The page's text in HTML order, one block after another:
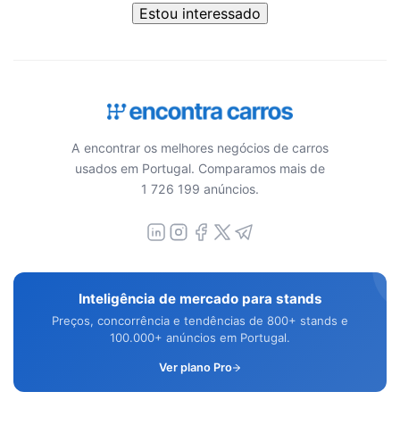
Estou interessado
A encontrar os melhores negócios de carros
usados em Portugal. Comparamos mais de
1 726 199 anúncios.
Inteligência de mercado para stands
Preços, concorrência e tendências de 800+ stands e
100.000+ anúncios em Portugal.
Ver plano Pro